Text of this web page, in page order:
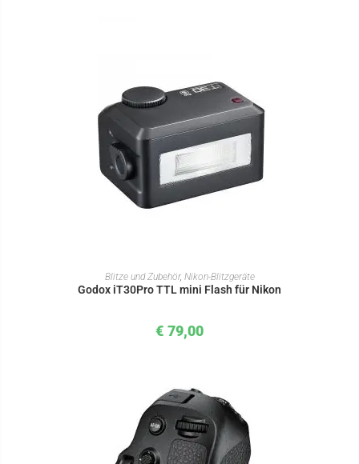
IN DEN WARENKORB
Blitze und Zubehör, Nikon-Blitzgeräte
Godox iT30Pro TTL mini Flash für Nikon
€ 79,00